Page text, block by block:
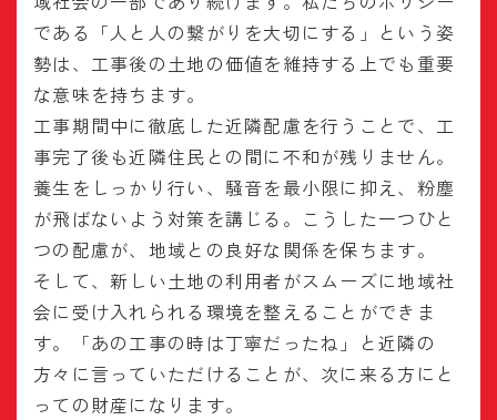
である「人と人の繋がりを大切にする」という姿
勢は、工事後の土地の価値を維持する上でも重要
な意味を持ちます。
工事期間中に徹底した近隣配慮を行うことで、工
事完了後も近隣住民との間に不和が残りません。
養生をしっかり行い、騒音を最小限に抑え、粉塵
が飛ばないよう対策を講じる。こうした一つひと
つの配慮が、地域との良好な関係を保ちます。
そして、新しい土地の利用者がスムーズに地域社
会に受け入れられる環境を整えることができま
す。「あの工事の時は丁寧だったね」と近隣の
方々に言っていただけることが、次に来る方にと
っての財産になります。